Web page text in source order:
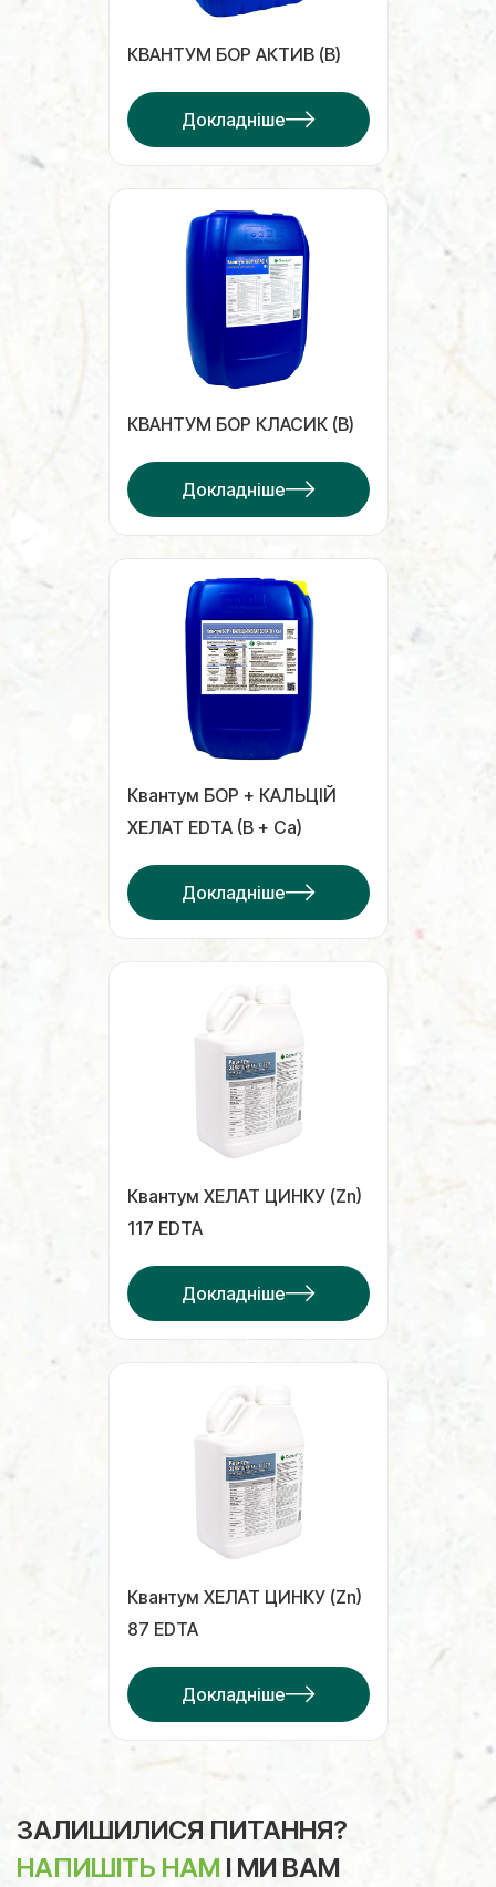
КВАНТУМ БОР АКТИВ (B)
Докладніше
КВАНТУМ БОР КЛАСИК (B)
Докладніше
Квантум БОР + КАЛЬЦІЙ
ХЕЛАТ EDTA (В + Са)
Докладніше
Квантум ХЕЛАТ ЦИНКУ (Zn)
117 EDTA
Докладніше
Квантум ХЕЛАТ ЦИНКУ (Zn)
87 EDTA
Докладніше
ЗАЛИШИЛИСЯ ПИТАННЯ?
НАПИШІТЬ НАМ І МИ ВАМ